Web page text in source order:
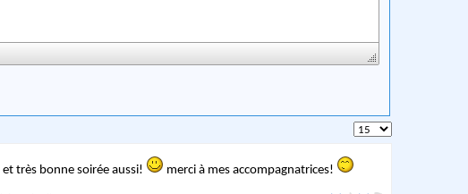
et très bonne soirée aussi! merci à mes accompagnatrices!